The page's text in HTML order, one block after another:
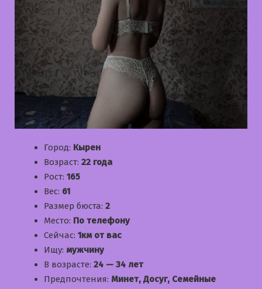
Город: Кырен
Возраст: 22 года
Рост: 165
Вес: 61
Размер бюста: 2
Место: По телефону
Сейчас: 1км от вас
Ищу: мужчину
В возрасте: 24 — 34 лет
Предпочтения: Минет, Досуг, Семейные